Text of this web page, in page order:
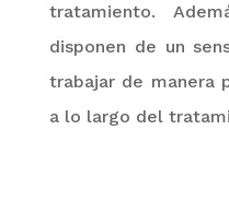
tratamiento.
disponen de un
trabajar de manera
a lo largo del